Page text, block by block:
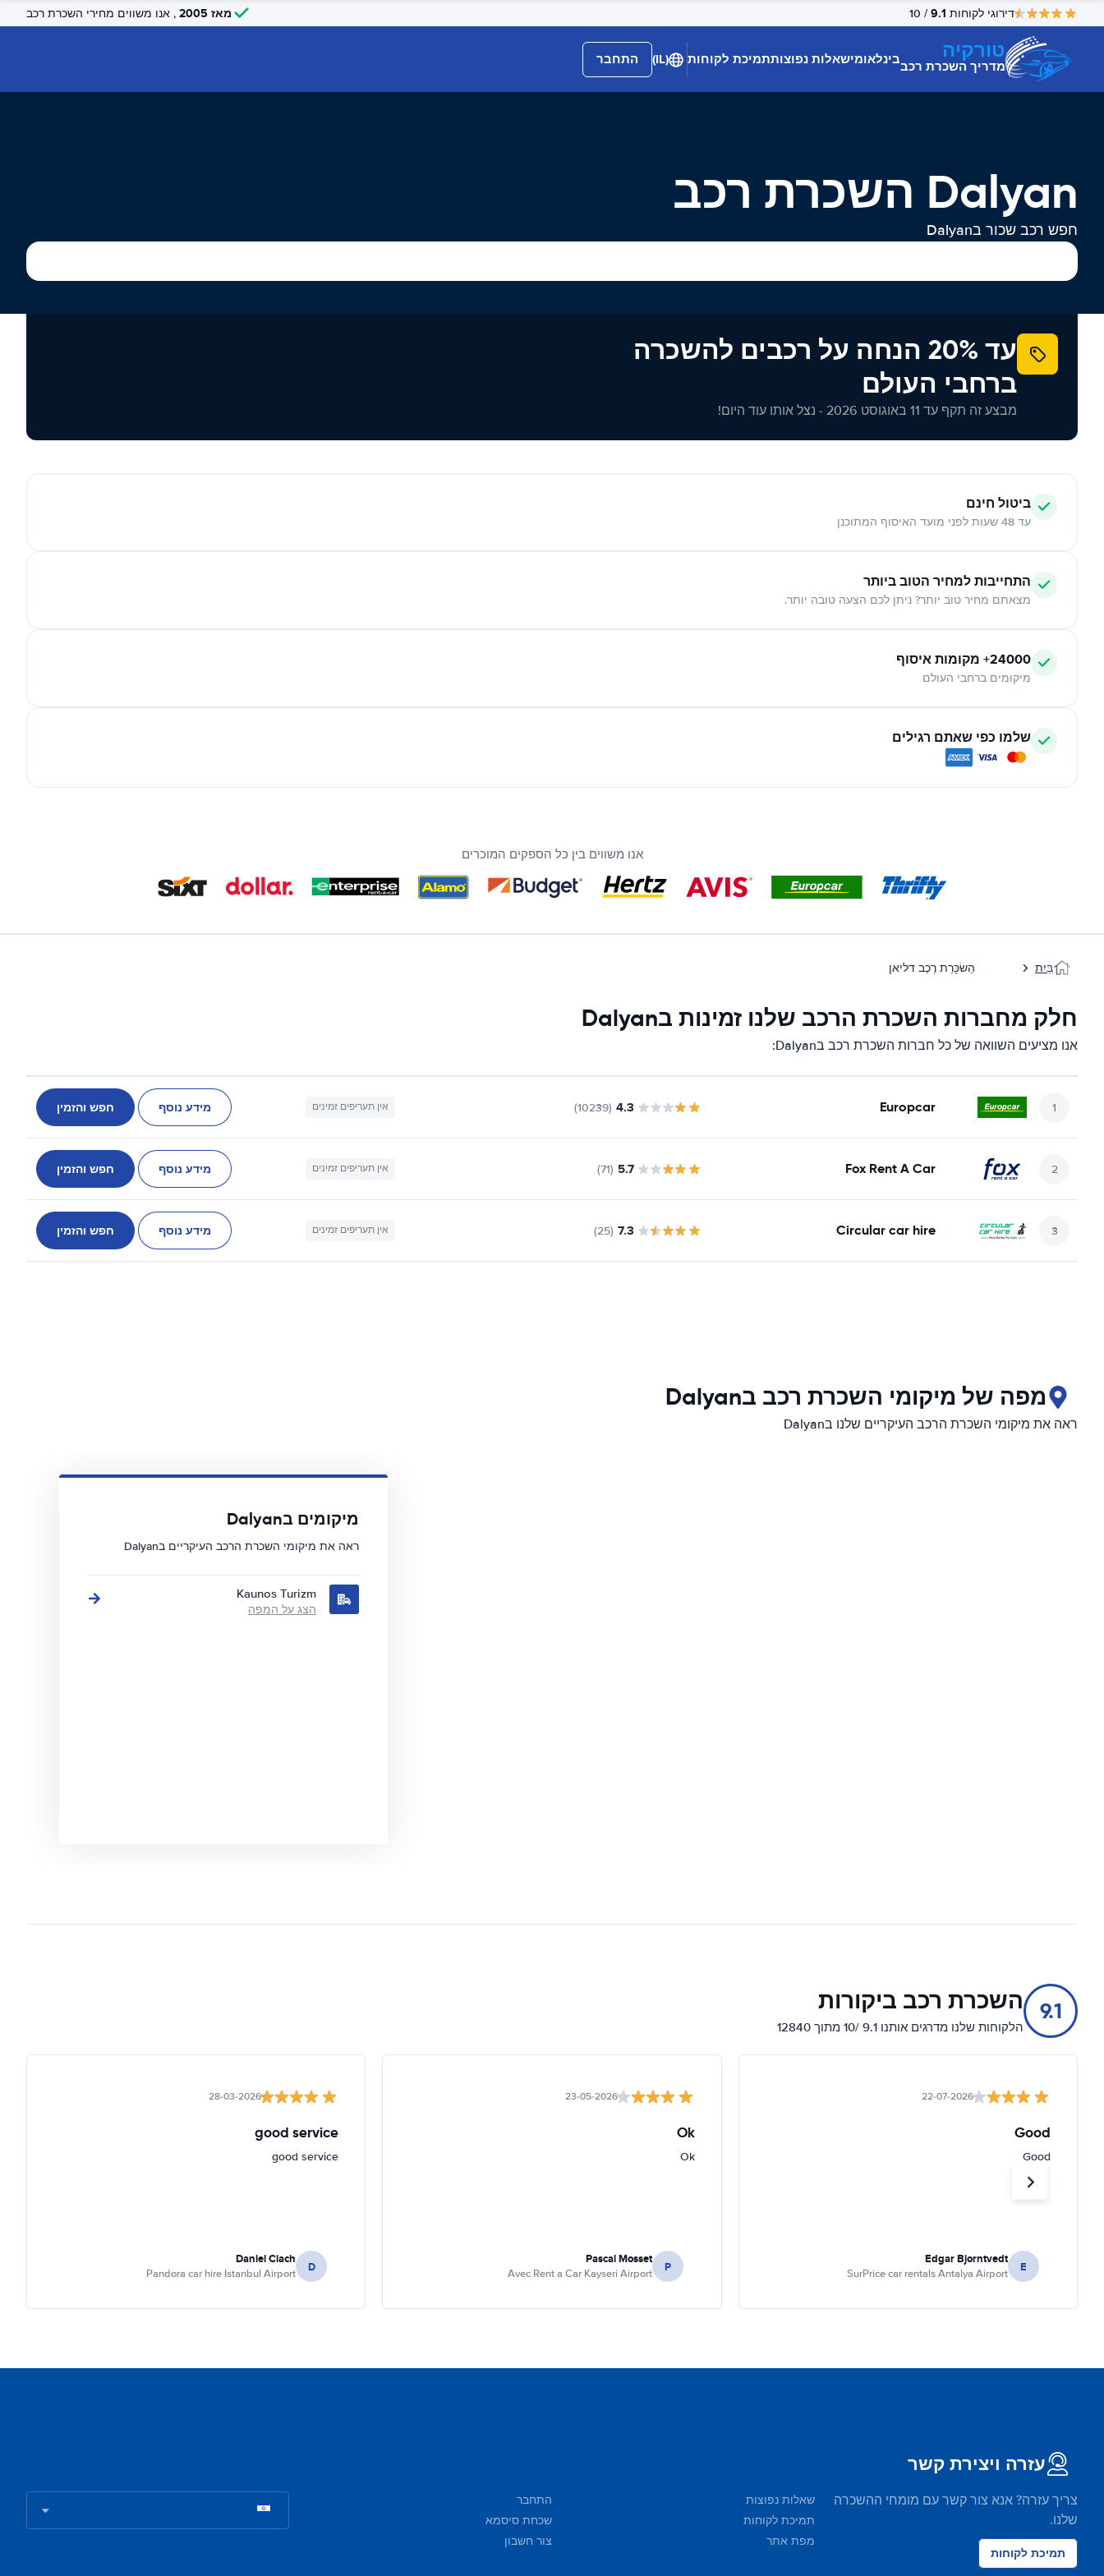
דירוגי לקוחות 9.1
/ 10 מאז 2005 , אנו משווים מחירי השכרת רכב
טורקיה
מדריך השכרת רכבבינלאומישאלות נפוצותתמיכת לקוחות (IL) התחבר
Dalyan השכרת רכב
חפש רכב שכור בDalyan
עד 20% הנחה על רכבים להשכרה
ברחבי העולם
מבצע זה תקף עד 11 באוגוסט 2026 - נצל אותו עוד היום!
ביטול חינם
עד 48 שעות לפני מועד האיסוף המתוכנן
התחייבות למחיר הטוב ביותר
מצאתם מחיר טוב יותר? ניתן לכם הצעה טובה יותר.
24000+ מקומות איסוף
מיקומים ברחבי העולם
שלמו כפי שאתם רגילים
אנו משווים בין כל הספקים המוכרים
בַּיִת הַשׂכָּרַת רֶכֶב דליאן
חלק מחברות השכרת הרכב שלנו זמינות בDalyan
אנו מציעים השוואה של כל חברות השכרת רכב בDalyan:
Europcar
4.3
(10239) אין תעריפים זמינים מידע נוסף חפש והזמין
Fox Rent A Car
5.7
(71) אין תעריפים זמינים מידע נוסף חפש והזמין
Circular car hire
7.3
(25) אין תעריפים זמינים מידע נוסף חפש והזמין
מפה של מיקומי השכרת רכב בDalyan
ראה את מיקומי השכרת הרכב העיקריים שלנו בDalyan
מיקומים בDalyan
ראה את מיקומי השכרת הרכב העיקריים בDalyan
Kaunos Turizm
הצג על המפה
9.1 השכרת רכב ביקורות
הלקוחות שלנו מדרגים אותנו 9.1 /10 מתוך 12840
22-07-2026
Good
Good
E
Edgar Bjorntvedt
SurPrice car rentals Antalya Airport
23-05-2026
Ok
Ok
P
Pascal Mosset
Avec Rent a Car Kayseri Airport
28-03-2026
good service
good service
D
Daniel Ciach
Pandora car hire Istanbul Airport
עזרה ויצירת קשר
צריך עזרה? אנא צור קשר עם מומחי ההשכרה
שלנו.
תמיכת לקוחות
שאלות נפוצות
תמיכת לקוחות
מפת אתר
התחבר
שכחת סיסמא
צור חשבון